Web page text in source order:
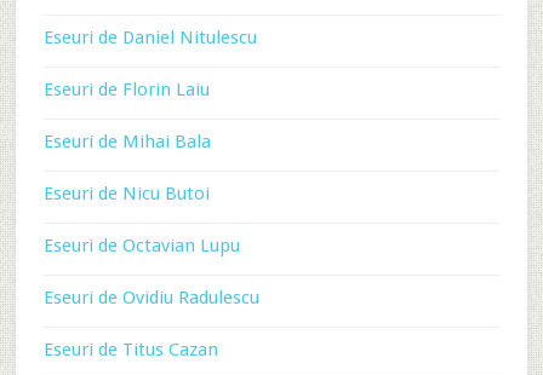
Eseuri de Daniel Nitulescu
Eseuri de Florin Laiu
Eseuri de Mihai Bala
Eseuri de Nicu Butoi
Eseuri de Octavian Lupu
Eseuri de Ovidiu Radulescu
Eseuri de Titus Cazan